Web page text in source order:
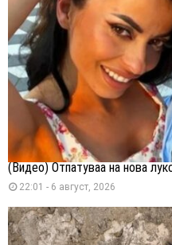
(Видео) Отпатуваа на нова
22:01 - 6 август, 2026